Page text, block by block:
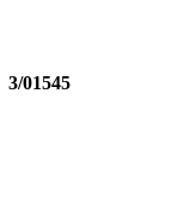
3/01545